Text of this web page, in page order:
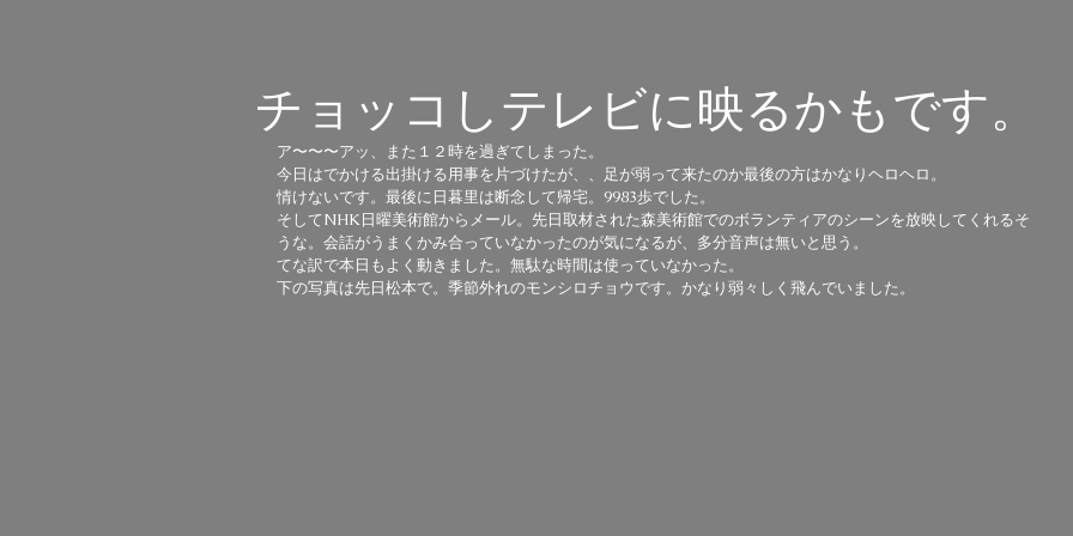
チョッコしテレビに映るかもです。
ア〜〜〜アッ、また１２時を過ぎてしまった。
今日はでかける出掛ける用事を片づけたが、、足が弱って来たのか最後の方はかなりヘロヘロ。
情けないです。最後に日暮里は断念して帰宅。9983歩でした。
そしてNHK日曜美術館からメール。先日取材された森美術館でのボランティアのシーンを放映してくれるそ
うな。会話がうまくかみ合っていなかったのが気になるが、多分音声は無いと思う。
てな訳で本日もよく動きました。無駄な時間は使っていなかった。
下の写真は先日松本で。季節外れのモンシロチョウです。かなり弱々しく飛んでいました。